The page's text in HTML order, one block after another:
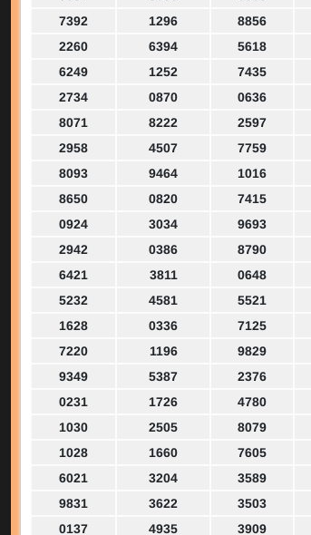
7392
1296 8856
2260
6394 5618
6249
1252 7435
2734
0870 0636
8071
8222 2597
2958
4507 7759
8093
9464 1016
8650
0820 7415
0924
3034 9693
2942
0386 8790
6421
3811 0648
5232
4581 5521
1628
0336 7125
7220
1196 9829
9349
5387 2376
0231
1726 4780
1030
2505 8079
1028
1660 7605
6021
3204 3589
9831
3622 3503
0137
4935 3909